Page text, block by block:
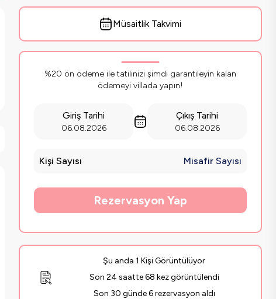
Müsaitlik Takvimi
%20 ön ödeme ile tatilinizi şimdi garantileyin kalan
ödemeyi villada yapın!
Giriş Tarihi
06.08.2026
Çıkış Tarihi
06.08.2026
Kişi Sayısı Misafir Sayısı
Rezervasyon Yap
Şu anda 1 Kişi Görüntülüyor
Son 24 saatte 68 kez görüntülendi
Son 30 günde 6 rezervasyon aldı